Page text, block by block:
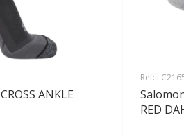
ANKLE
Ref:
RED